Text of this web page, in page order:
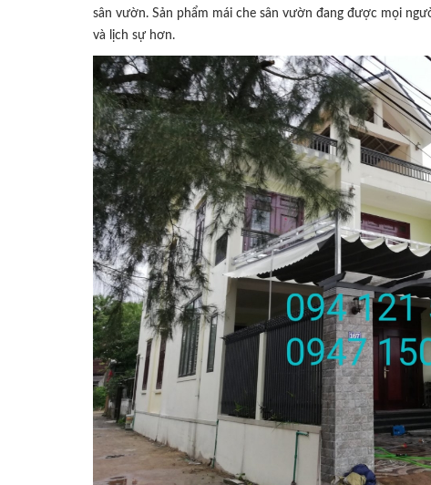
sân vườn. Sản phẩm mái che sân vườn đang được mọi
và lịch sự hơn.